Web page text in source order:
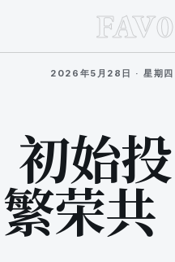
FAV0
2026年5月28日 · 星期四
初始投
荣共